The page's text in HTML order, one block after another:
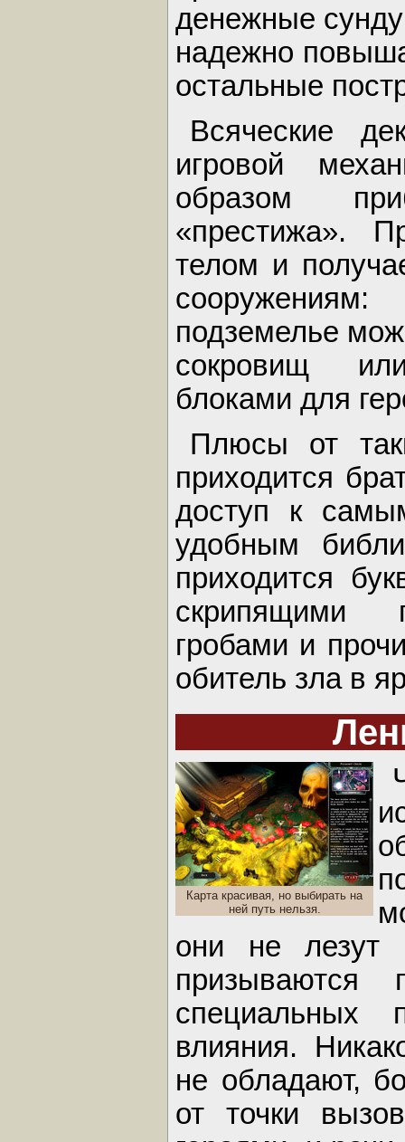
денежные
надежно
остальные
Всяческие
игровой
образом
«престижа».
телом и
подземелье
сокровищ
блоками для
Плюсы от
приходится
доступ к
удобным
приходится
скрипящими
гробами и
обитель зла в
Карта красивая, но выбирать на
ней путь нельзя.
они не лезут
специальных
влияния.
не обладают,
от точки